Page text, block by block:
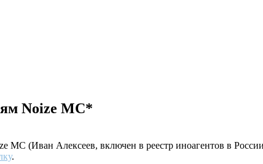
Noize MC*
MC (Иван Алексеев, включен в реестр иноагентов в
.